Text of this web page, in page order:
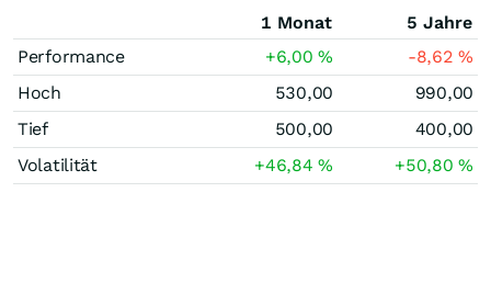
1 Monat
5 Jahre
Performance
+6,00% -8,62%
Hoch
530,00
990,00
Tief
500,00
400,00
Volatilität
+46,84% +50,80%